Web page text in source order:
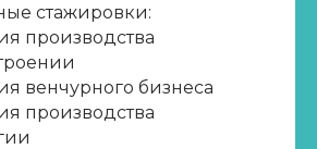
стажировки:
производства
венчурного бизнеса
производства